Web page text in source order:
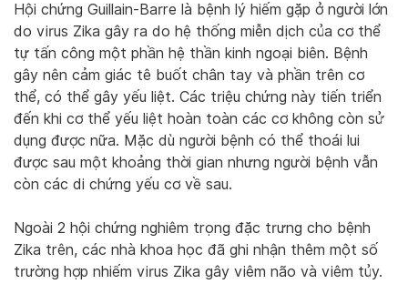
Hội chứng Guillain-Barre là bệnh lý hiếm gặp ở người lớn
do virus Zika gây ra do hệ thống miễn dịch của cơ thể
tự tấn công một phần hệ thần kinh ngoại biên. Bệnh
gây nên cảm giác tê buốt chân tay và phần trên cơ
thể, có thể gây yếu liệt. Các triệu chứng này tiến triển
đến khi cơ thể yếu liệt hoàn toàn các cơ không còn sử
dụng được nữa. Mặc dù người bệnh có thể thoái lui
được sau một khoảng thời gian nhưng người bệnh vẫn
còn các di chứng yếu cơ về sau.
Ngoài 2 hội chứng nghiêm trọng đặc trưng cho bệnh
Zika trên, các nhà khoa học đã ghi nhận thêm một số
trường hợp nhiếm virus Zika gây viêm não và viêm tủy.